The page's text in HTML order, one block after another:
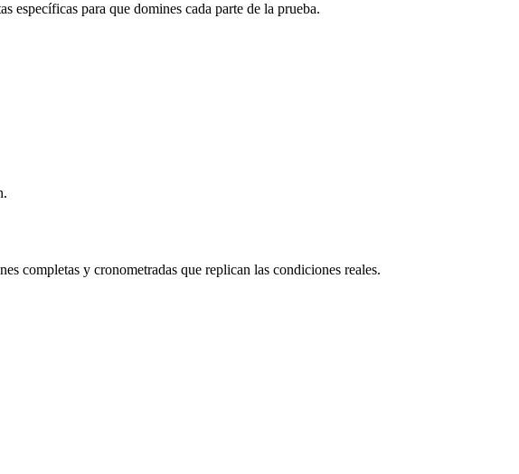
específicas para que domines cada parte de la prueba.
completas y cronometradas que replican las condiciones reales.